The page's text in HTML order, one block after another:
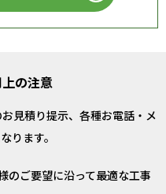
の注意
見積り提示、各種お電話・メ
ります。
のご要望に沿って最適な工事